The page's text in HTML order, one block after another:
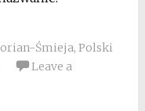
Śmieja, Polski
Leave a